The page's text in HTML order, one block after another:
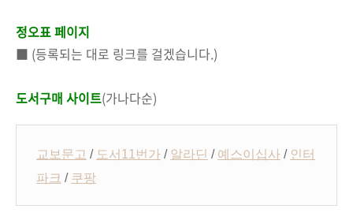
정오표 페이지
■ (등록되는 대로 링크를 걸겠습니다.)
도서구매 사이트(가나다순)
교보문고 / 도서11번가 / 알라딘 / 예스이십사 / 인터
파크 / 쿠팡